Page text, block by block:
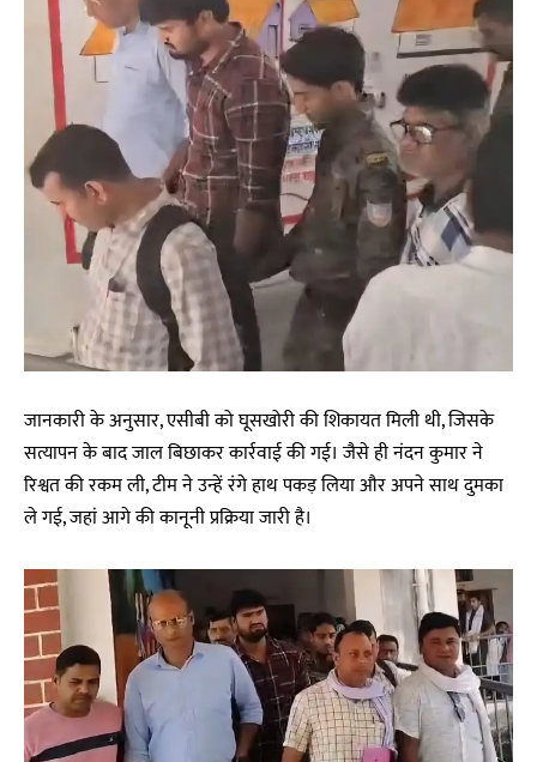
जानकारी के अनुसार, एसीबी को घूसखोरी की शिकायत मिली थी, जिसके
सत्यापन के बाद जाल बिछाकर कार्रवाई की गई। जैसे ही नंदन कुमार ने
रिश्वत की रकम ली, टीम ने उन्हें रंगे हाथ पकड़ लिया और अपने साथ दुमका
ले गई, जहां आगे की कानूनी प्रक्रिया जारी है।